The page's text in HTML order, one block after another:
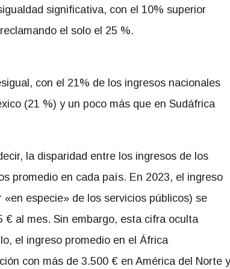
significativa, con el 10% superior
el solo el 25 %.
con el 21% de los ingresos nacionales
(21 %) y un poco más que en Sudáfrica
la disparidad entre los ingresos de los
promedio en cada país. En 2023, el ingreso
especie» de los servicios públicos) se
€ al mes. Sin embargo, esta cifra oculta
el ingreso promedio en el África
con más de 3.500 € en América del Norte y